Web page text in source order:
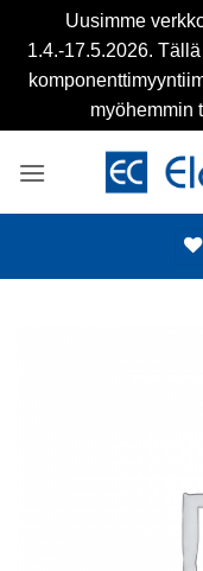
Uusimme
1.4.-17.5.2026.
myöhemmin